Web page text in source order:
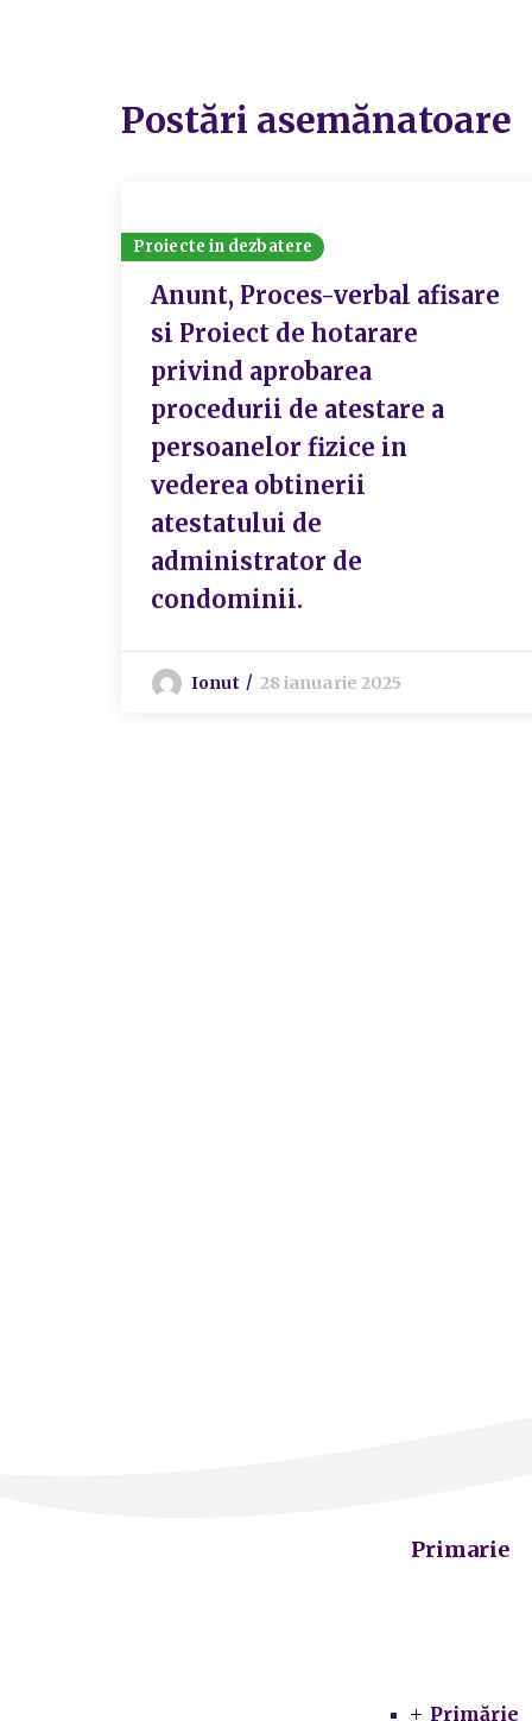
Postări asemănatoare
Proiecte in dezbatere
Anunt, Proces-verbal afisare
si Proiect de hotarare
privind aprobarea
procedurii de atestare a
persoanelor fizice in
vederea obtinerii
atestatului de
administrator de
condominii.
Ionut 28 ianuarie 2025
Primarie
Primărie